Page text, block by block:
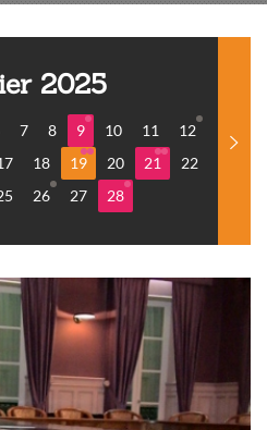
2025
7 8 9 10 11
12
18 19 20 21
22
26 27 28